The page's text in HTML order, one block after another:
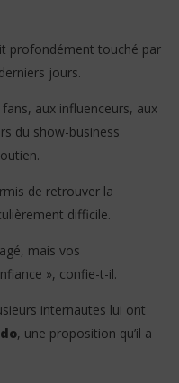
profondément touché par
jours.
aux influenceurs, aux
du show-business
de retrouver la
difficile.
mais vos
», confie-t-il.
internautes lui ont
, une proposition qu’il a